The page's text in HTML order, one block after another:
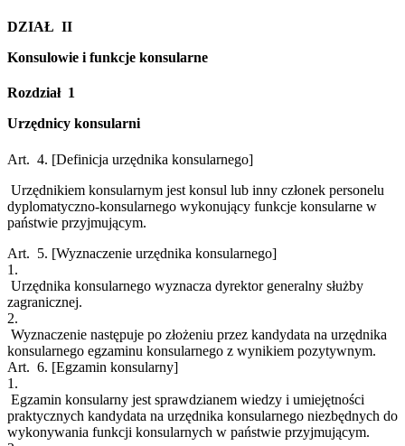
DZIAŁ II
Konsulowie i funkcje konsularne
Rozdział 1
Urzędnicy konsularni
Art. 4. [Definicja urzędnika konsularnego]
Urzędnikiem konsularnym jest konsul lub inny członek personelu
dyplomatyczno-konsularnego wykonujący funkcje konsularne w
państwie przyjmującym.
Art. 5. [Wyznaczenie urzędnika konsularnego]
1.
Urzędnika konsularnego wyznacza dyrektor generalny służby
zagranicznej.
2.
Wyznaczenie następuje po złożeniu przez kandydata na urzędnika
konsularnego egzaminu konsularnego z wynikiem pozytywnym.
Art. 6. [Egzamin konsularny]
1.
Egzamin konsularny jest sprawdzianem wiedzy i umiejętności
praktycznych kandydata na urzędnika konsularnego niezbędnych do
wykonywania funkcji konsularnych w państwie przyjmującym.